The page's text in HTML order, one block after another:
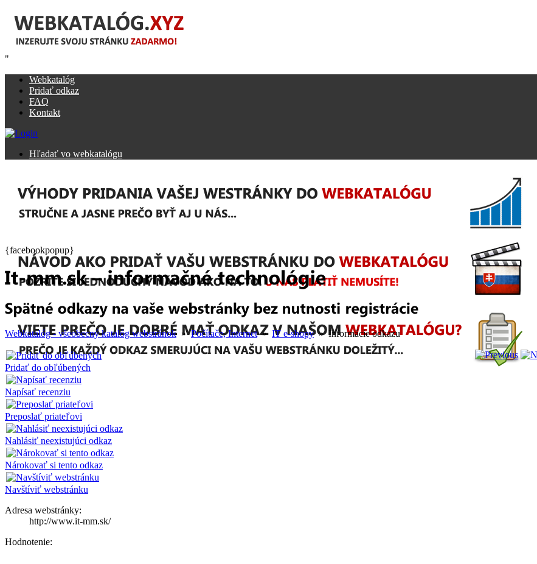
"
Webkatalóg
Pridať odkaz
FAQ
Kontakt
Hľadať vo webkatalógu
{facebookpopup}
Webkatalóg - všeobecný katalóg webstránok»Počítače, Internet» IT e-shopy» Informácie odkazu
Pridať do obľúbených
Napísať recenziu
Preposlať priateľovi
Nahlásiť neexistujúci odkaz
Nárokovať si tento odkaz
Navštíviť webstránku
Adresa webstránky:
http://www.it-mm.sk/
Hodnotenie: